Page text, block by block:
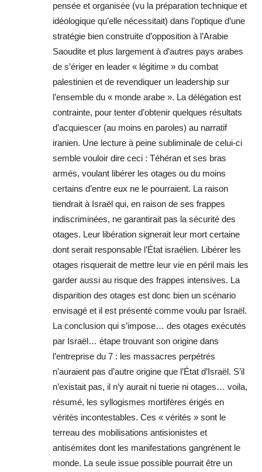
pensée et organisée (vu la préparation technique et
idéologique qu’elle nécessitait) dans l’optique d’une
stratégie bien construite d’opposition à l’Arabie
Saoudite et plus largement à d’autres pays arabes
de s’ériger en leader « légitime » du combat
palestinien et de revendiquer un leadership sur
l’ensemble du « monde arabe ». La délégation est
contrainte, pour tenter d’obtenir quelques résultats
d’acquiescer (au moins en paroles) au narratif
iranien. Une lecture à peine subliminale de celui-ci
semble vouloir dire ceci : Téhéran et ses bras
armés, voulant libérer les otages ou du moins
certains d’entre eux ne le pourraient. La raison
tiendrait à Israël qui, en raison de ses frappes
indiscriminées, ne garantirait pas la sécurité des
otages. Leur libération signerait leur mort certaine
dont serait responsable l’État israélien. Libérer les
otages risquerait de mettre leur vie en péril mais les
garder aussi au risque des frappes intensives. La
disparition des otages est donc bien un scénario
envisagé et il est présenté comme voulu par Israël.
La conclusion qui s’impose… des otages exécutés
par Israël… étape trouvant son origine dans
l’entreprise du 7 : les massacres perpétrés
n’auraient pas d’autre origine que l’État d’Israël. S’il
n’existait pas, il n’y aurait ni tuerie ni otages… voila,
résumé, les syllogismes mortifères érigés en
vérités incontestables. Ces « vérités » sont le
terreau des mobilisations antisionistes et
antisémites dont les manifestations gangrènent le
monde. La seule issue possible pourrait être un